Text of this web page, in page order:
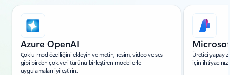
Slayt 1/6 gösteriliyor
Azure OpenAI
Çoklu mod özelliğini ekleyin ve metin, resim, video ve ses
gibi birden çok veri türünü birleştiren modellerle
uygulamaları iyileştirin.
Üretici yapay
için